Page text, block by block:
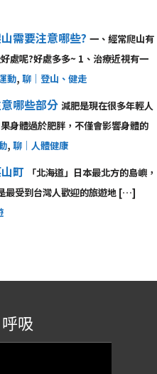
需要注意哪些? 一、經常爬山有
處呢?好處多多~ 1、治療近視有一
動, 聊｜登山、健走
哪些部分 減肥是現在很多年輕人
身體過於肥胖，不僅會影響身體的
, 聊｜人體健康
町
「北海道」日本最北方的島嶼，
最受到台灣人歡迎的旅遊地 […]
吸